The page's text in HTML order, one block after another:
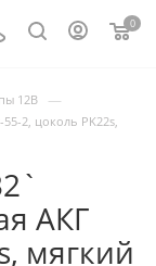
0
12В —
2, цоколь PK22s,
АКГ
мягкий